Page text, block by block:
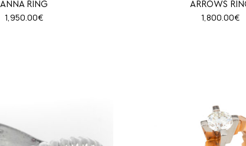
ANNA RING
1,950.00€
ARROWS
1,800.00€